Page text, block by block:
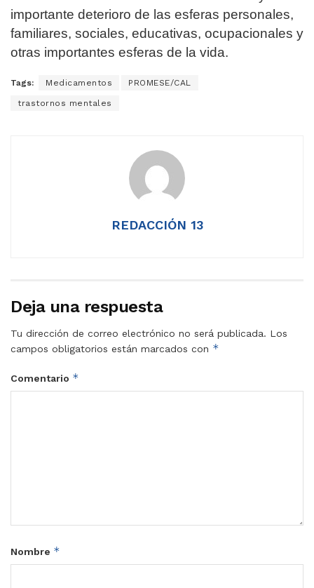
importante deterioro de las esferas personales,
familiares, sociales, educativas, ocupacionales y
otras importantes esferas de la vida.
Tags: Medicamentos PROMESE/CAL
trastornos mentales
REDACCIÓN 13
Deja una respuesta
Tu dirección de correo electrónico no será publicada. Los
campos obligatorios están marcados con *
Comentario *
Nombre *